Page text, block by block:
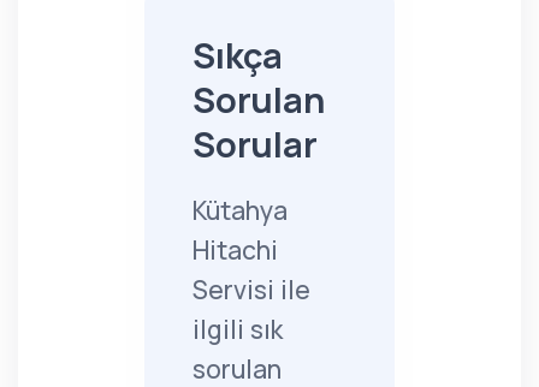
Sıkça
Sorulan
Sorular
Kütahya
Hitachi
Servisi ile
ilgili sık
sorulan